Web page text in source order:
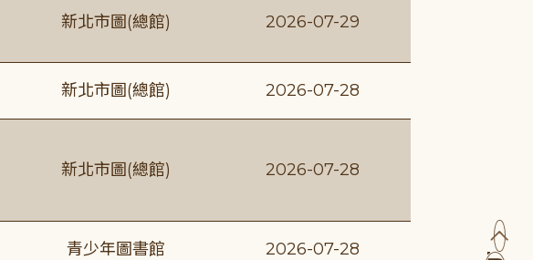
新北市圖(總館) 2026-07-29
新北市圖(總館) 2026-07-28
新北市圖(總館) 2026-07-28
青少年圖書館 2026-07-28